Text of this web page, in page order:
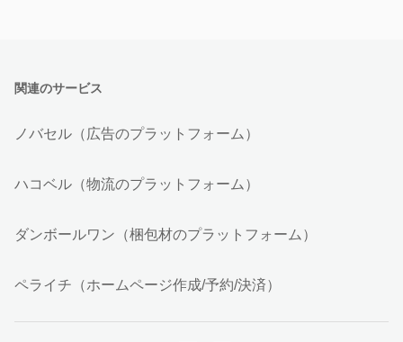
関連のサービス
ノバセル（広告のプラットフォーム）
ハコベル（物流のプラットフォーム）
ダンボールワン（梱包材のプラットフォーム）
ペライチ（ホームページ作成/予約/決済）